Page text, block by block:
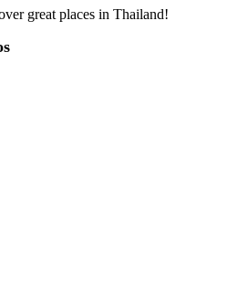
great places in Thailand!